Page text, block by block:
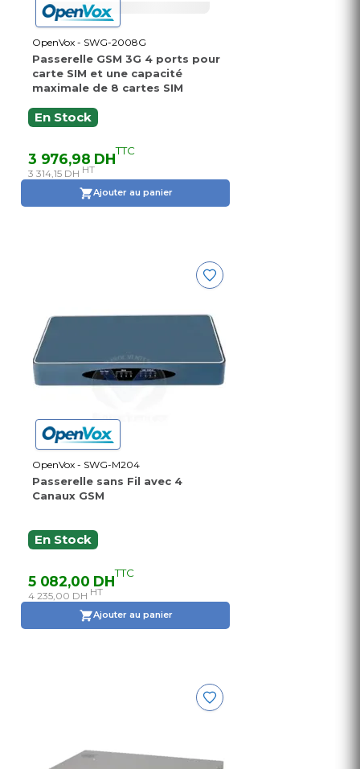
OpenVox - SWG-2008G
Passerelle GSM 3G 4 ports pour
carte SIM et une capacité
maximale de 8 cartes SIM
En Stock
3 976,98 DHTTC
3 314,15 DH HT
Ajouter au panier
OpenVox - SWG-M204
Passerelle sans Fil avec 4
Canaux GSM
En Stock
5 082,00 DHTTC
4 235,00 DH HT
Ajouter au panier